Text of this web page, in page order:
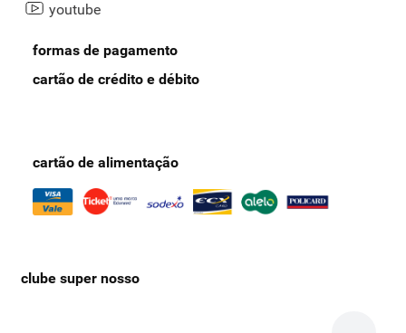
youtube
formas de pagamento
cartão de crédito e débito
cartão de alimentação
clube super nosso